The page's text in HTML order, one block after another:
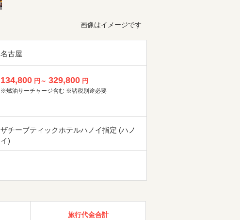
画像はイメージです
名古屋
134,800 円～ 329,800 円
※燃油サーチャージ含む ※諸税別途必要
ザチーブティックホテルハノイ指定 (ハノ
イ)
旅行代金合計